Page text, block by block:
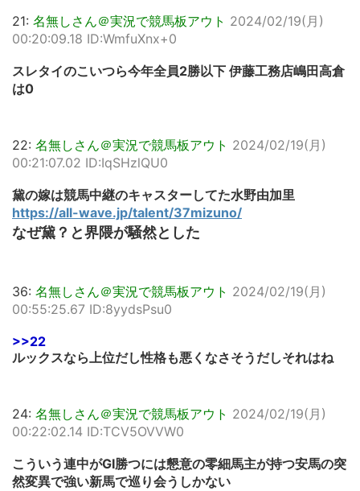
21: 名無しさん＠実況で競馬板アウト 2024/02/19(月)
00:20:09.18 ID:WmfuXnx+0
スレタイのこいつら今年全員2勝以下 伊藤工務店嶋田高倉
は0
22: 名無しさん＠実況で競馬板アウト 2024/02/19(月)
00:21:07.02 ID:IqSHzlQU0
黛の嫁は競馬中継のキャスターしてた水野由加里
https://all-wave.jp/talent/37mizuno/
なぜ黛？と界隈が騒然とした
36: 名無しさん＠実況で競馬板アウト 2024/02/19(月)
00:55:25.67 ID:8yydsPsu0
>>22
ルックスなら上位だし性格も悪くなさそうだしそれはね
24: 名無しさん＠実況で競馬板アウト 2024/02/19(月)
00:22:02.14 ID:TCV5OVVW0
こういう連中がGI勝つには懇意の零細馬主が持つ安馬の突
然変異で強い新馬で巡り会うしかない